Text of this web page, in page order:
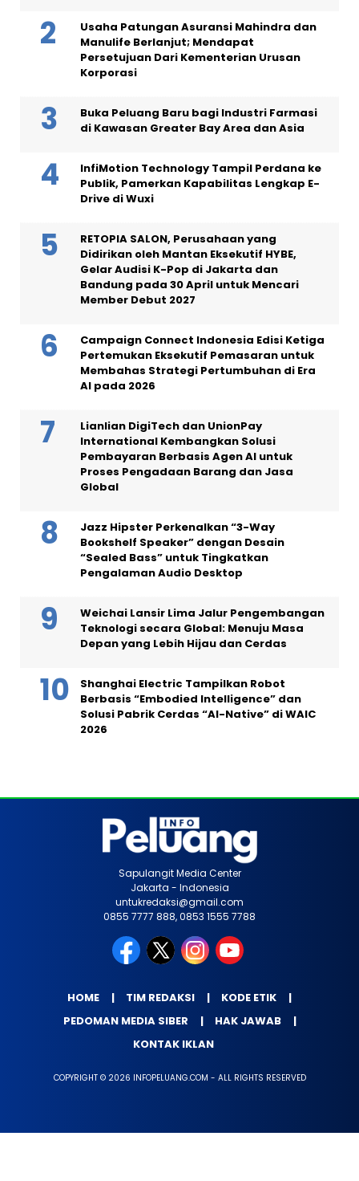
Usaha Patungan Asuransi Mahindra dan
Manulife Berlanjut; Mendapat
Persetujuan Dari Kementerian Urusan
Korporasi
Buka Peluang Baru bagi Industri Farmasi
di Kawasan Greater Bay Area dan Asia
InfiMotion Technology Tampil Perdana ke
Publik, Pamerkan Kapabilitas Lengkap E-
Drive di Wuxi
RETOPIA SALON, Perusahaan yang
Didirikan oleh Mantan Eksekutif HYBE,
Gelar Audisi K-Pop di Jakarta dan
Bandung pada 30 April untuk Mencari
Member Debut 2027
Campaign Connect Indonesia Edisi Ketiga
Pertemukan Eksekutif Pemasaran untuk
Membahas Strategi Pertumbuhan di Era
AI pada 2026
Lianlian DigiTech dan UnionPay
International Kembangkan Solusi
Pembayaran Berbasis Agen AI untuk
Proses Pengadaan Barang dan Jasa
Global
Jazz Hipster Perkenalkan “3-Way
Bookshelf Speaker” dengan Desain
“Sealed Bass” untuk Tingkatkan
Pengalaman Audio Desktop
Weichai Lansir Lima Jalur Pengembangan
Teknologi secara Global: Menuju Masa
Depan yang Lebih Hijau dan Cerdas
Shanghai Electric Tampilkan Robot
Berbasis “Embodied Intelligence” dan
Solusi Pabrik Cerdas “AI-Native” di WAIC
2026
Sapulangit Media Center
Jakarta - Indonesia
untukredaksi@gmail.com
0855 7777 888, 0853 1555 7788
HOME TIM REDAKSI
KODE ETIK
PEDOMAN MEDIA SIBER
HAK JAWAB
KONTAK IKLAN
COPYRIGHT © 2026 INFOPELUANG.COM - ALL RIGHTS RESERVED